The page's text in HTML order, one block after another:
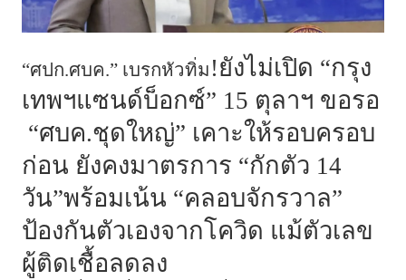
“ศปก.ศบค.” เบรกหัวทิ่ม !ยังไม่เปิด “กรุง
เทพฯแซนด์บ็อกซ์” 15 ตุลาฯ ขอรอ
“ศบค.ชุดใหญ่” เคาะให้รอบครอบ
ก่อน ยังคงมาตรการ “กักตัว 14
วัน”พร้อมเน้น “คลอบจักรวาล”
ป้องกันตัวเองจากโควิด แม้ตัวเลข
ผู้ติดเชื้อลดลง